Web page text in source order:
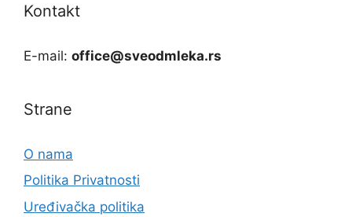
Kontakt
E-mail: office@sveodmleka.rs
Strane
O nama
Politika Privatnosti
Uređivačka politika